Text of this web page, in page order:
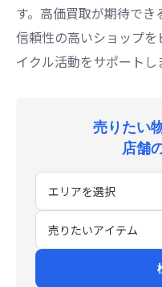
す。高価買取が期待で
信頼性の高いショップ
イクル活動をサポートし
売りたい
店舗